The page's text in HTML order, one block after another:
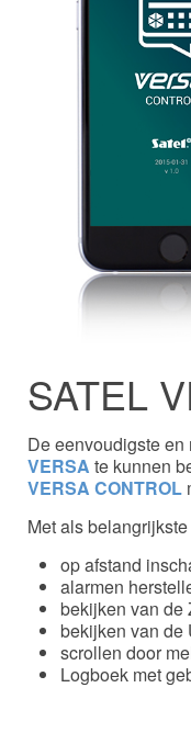
SATEL
De eenvoudigste
VERSA te kunnen
VERSA CONTROL
Met als
op afstand
alarmen
bekijken van de
bekijken van de
scrollen door
Logboek met